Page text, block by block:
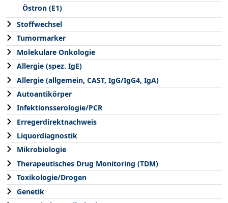
Östron (E1)
Stoffwechsel
Tumormarker
Molekulare Onkologie
Allergie (spez. IgE)
Allergie (allgemein, CAST, IgG/IgG4, IgA)
Autoantikörper
Infektionsserologie/PCR
Erregerdirektnachweis
Liquordiagnostik
Mikrobiologie
Therapeutisches Drug Monitoring (TDM)
Toxikologie/Drogen
Genetik